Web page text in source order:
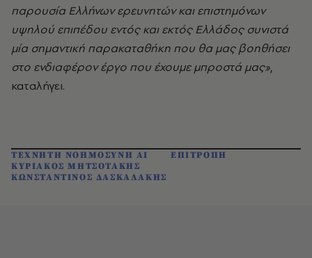
παρουσία Ελλήνων ερευνητών και επιστημόνων
υψηλού επιπέδου εντός και εκτός Ελλάδος συνιστά
μία σημαντική παρακαταθήκη που θα μας βοηθήσει
στο ενδιαφέρον έργο που έχουμε μπροστά μας»,
καταλήγει.
ΤΕΧΝΗΤΗ ΝΟΗΜΟΣΥΝΗ AI
ΕΠΙΤΡΟΠΗ
ΚΥΡΙΑΚΟΣ ΜΗΤΣΟΤΑΚΗΣ
ΚΩΝΣΤΑΝΤΙΝΟΣ ΔΑΣΚΑΛΑΚΗΣ